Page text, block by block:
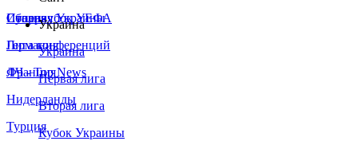
Сборная Украины
Италия
Германия
Франция
Нидерланды
Турция
Суперкубок УЕФА
Лига конференций
ЛЧ - Top News
Украина
Украина
Первая лига
Вторая лига
Кубок Украины